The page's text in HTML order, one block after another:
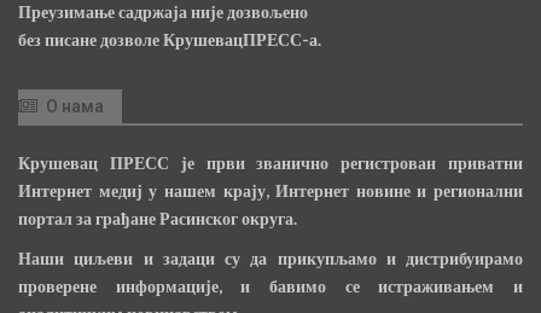
Преузимање садржаја није дозвољено
без писане дозволе КрушевацПРЕСС-а.
О нама
Крушевац ПРЕСС је први званично регистрован приватни
Интернет медиј у нашем крају, Интернет новине и регионални
портал за грађане Расинског округа.
Наши циљеви и задаци су да прикупљамо и дистрибуирамо
проверене информације, и бавимо се истраживањем и